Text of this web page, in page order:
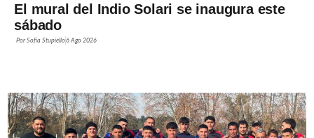
El mural del Indio Solari se inaugura este
sábado
PorSofía Stupiello6 Ago 2026